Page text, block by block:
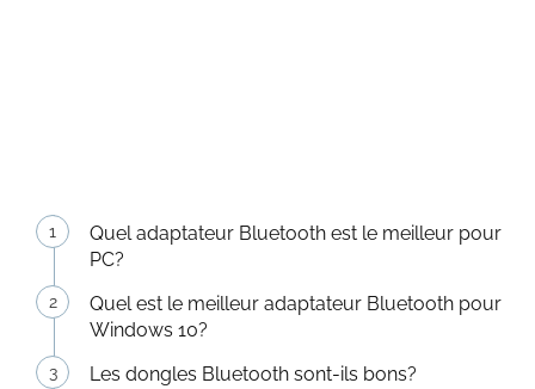
Quel adaptateur Bluetooth est le meilleur pour
PC?
Quel est le meilleur adaptateur Bluetooth pour
Windows 10?
Les dongles Bluetooth sont-ils bons?